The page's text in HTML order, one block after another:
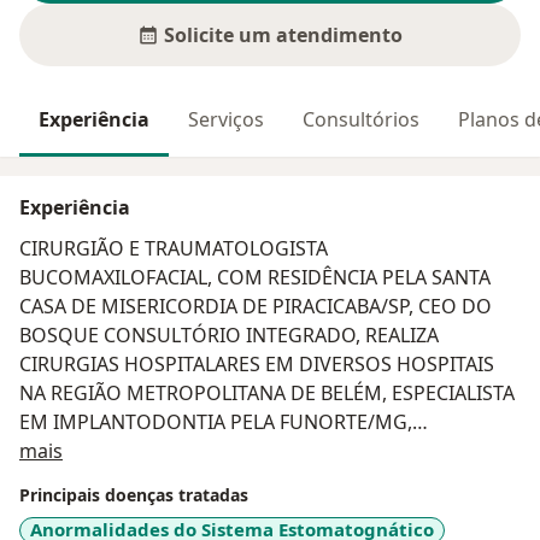
Solicite um atendimento
Experiência Serviços Consultórios Planos
Experiência
CIRURGIÃO E TRAUMATOLOGISTA
BUCOMAXILOFACIAL, COM RESIDÊNCIA PELA SANTA
CASA DE MISERICORDIA DE PIRACICABA/SP, CEO DO
BOSQUE CONSULTÓRIO INTEGRADO, REALIZA
CIRURGIAS HOSPITALARES EM DIVERSOS HOSPITAIS
NA REGIÃO METROPOLITANA DE BELÉM, ESPECIALISTA
EM IMPLANTODONTIA PELA FUNORTE/MG,
MESTRANDO EM PATOLOGIA ORAL PELO CENTRO
CURSOS DE ATUALIZAÇÃO, CAPACITAÇÃO E
mais
Principais doenças tratadas
Anormalidades do Sistema Estomatognático